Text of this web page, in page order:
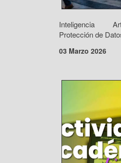
Inteligencia
Protección de
03 Marzo 2026